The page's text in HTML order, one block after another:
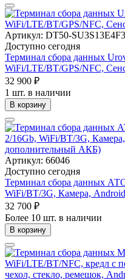
Артикул: DT50-
Доступно сегодня
Терминал сбора данных
WiFi/LTE/BT/GPS/NFC,
32 900 ₽
1 шт. в наличии
В корзину
Артикул: 66046
Доступно сегодня
Терминал сбора данных
WiFi/BT/3G, Камера,
32 700 ₽
Более 10 шт. в наличии
В корзину